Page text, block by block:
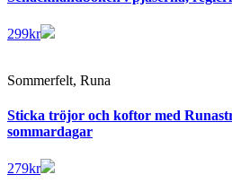
299kr
Sommerfelt, Runa
Sticka tröjor och koftor med
sommardagar
279kr